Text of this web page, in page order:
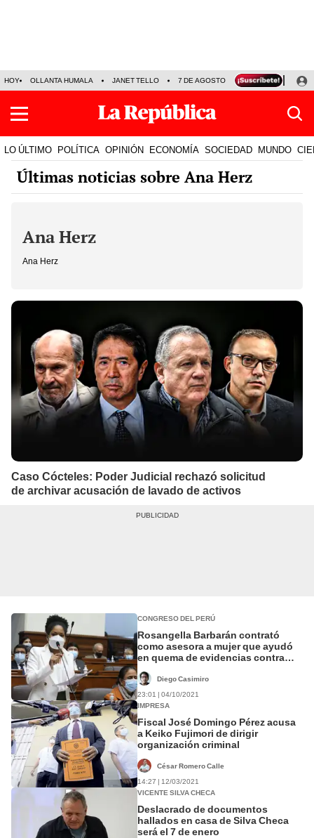
HOY OLLANTA HUMALA JANET TELLO 7 DE AGOSTO TINKA RESULTADOS
LO ÚLTIMO POLÍTICA OPINIÓN ECONOMÍA SOCIEDAD MUNDO
Últimas noticias sobre Ana Herz
Ana Herz
Ana Herz
Caso Cócteles: Poder Judicial rechazó solicitud
de archivar acusación de lavado de activos
CONGRESO DEL PERÚ
Rosangella Barbarán contrató
como asesora a mujer que ayudó
en quema de evidencias contra
Diego Casimiro
23:01 | 04/10/2021
IMPRESA
Fiscal José Domingo Pérez acusa
a Keiko Fujimori de dirigir
organización criminal
César Romero Calle
14:27 | 12/03/2021
VICENTE SILVA CHECA
Deslacrado de documentos
hallados en casa de Silva Checa
será el 7 de enero